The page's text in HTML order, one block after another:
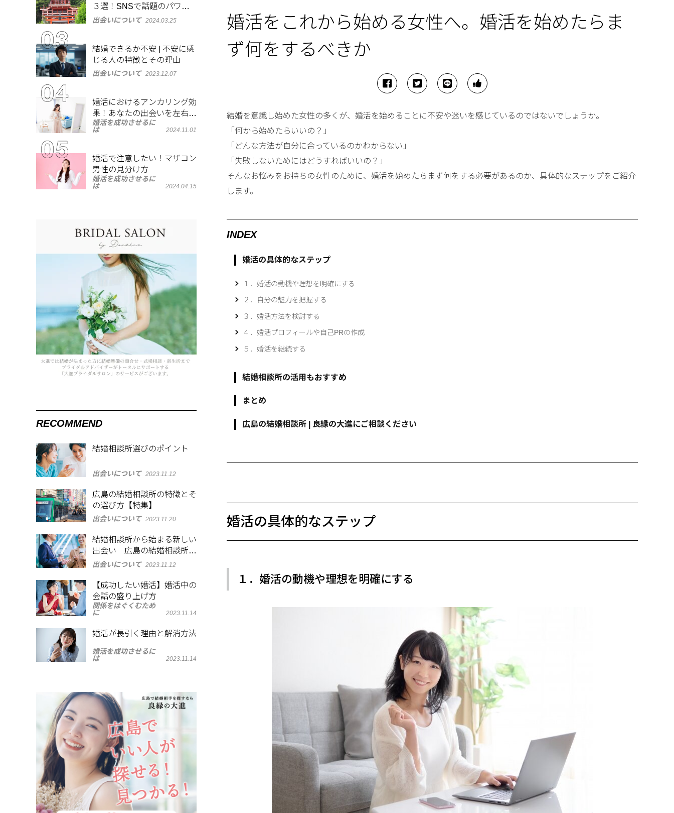
婚活をこれから始める女性へ。婚活を始めたらま
ず何をするべきか
結婚を意識し始めた女性の多くが、婚活を始めることに不安や迷いを感じているのではないでしょうか。
「何から始めたらいいの？」
「どんな方法が自分に合っているのかわからない」
「失敗しないためにはどうすればいいの？」
そんなお悩みをお持ちの女性のために、婚活を始めたらまず何をする必要があるのか、具体的なステップをご紹介
します。
INDEX
婚活の具体的なステップ
１．婚活の動機や理想を明確にする
２．自分の魅力を把握する
３．婚活方法を検討する
４．婚活プロフィールや自己PRの作成
５．婚活を継続する
結婚相談所の活用もおすすめ
まとめ
広島の結婚相談所 | 良縁の大進にご相談ください
婚活の具体的なステップ
１．婚活の動機や理想を明確にする
３選！SNSで話題のパワー
スポットで良縁祈願
出会いについて 2024.03.25
結婚できるか不安 | 不安に感
じる人の特徴とその理由
出会いについて 2023.12.07
婚活におけるアンカリング効
果！あなたの出会いを左右す
る心理とは？
婚活を成功させるに
は
2024.11.01
婚活で注意したい！マザコン
男性の見分け方
婚活を成功させるに
は
2024.04.15
RECOMMEND
結婚相談所選びのポイント
出会いについて 2023.11.12
広島の結婚相談所の特徴とそ
の選び方【特集】
出会いについて 2023.11.20
結婚相談所から始まる新しい
出会い 広島の結婚相談所の
選び方
出会いについて 2023.11.12
【成功したい婚活】婚活中の
会話の盛り上げ方
関係をはぐくむため
に
2023.11.14
婚活が長引く理由と解消方法
婚活を成功させるに
は
2023.11.14